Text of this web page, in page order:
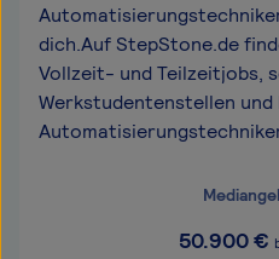
dich.Auf StepStone.de
Vollzeit- und Teilzeitjobs,
Werkstudentenstellen
50.900€